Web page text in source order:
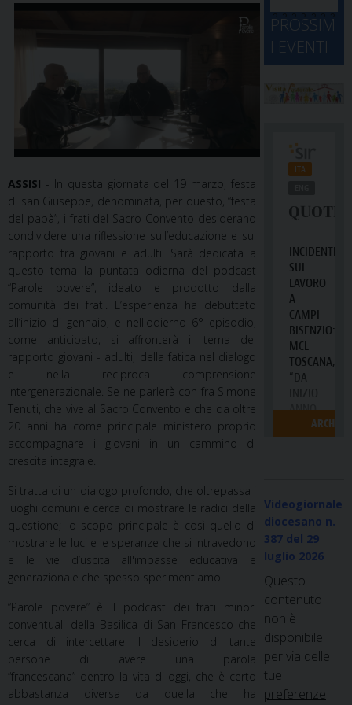
ASSISI - In questa giornata del 19 marzo, festa
di san Giuseppe, denominata, per questo, “festa
del papà”, i frati del Sacro Convento desiderano
condividere una riflessione sull’educazione e sul
rapporto tra giovani e adulti. Sarà dedicata a
questo tema la puntata odierna del podcast
“Parole povere”, ideato e prodotto dalla
comunità dei frati. L’esperienza ha debuttato
all’inizio di gennaio, e nell'odierno 6° episodio,
come anticipato, si affronterà il tema del
rapporto giovani - adulti, della fatica nel dialogo
e nella reciproca comprensione
intergenerazionale. Se ne parlerà con fra Simone
Tenuti, che vive al Sacro Convento e che da oltre
20 anni ha come principale ministero proprio
accompagnare i giovani in un cammino di
crescita integrale.
Si tratta di un dialogo profondo, che oltrepassa i
luoghi comuni e cerca di mostrare le radici della
questione; lo scopo principale è così quello di
mostrare le luci e le speranze che si intravedono
e le vie d’uscita all'impasse educativa e
generazionale che spesso sperimentiamo.
“Parole povere” è il podcast dei frati minori
conventuali della Basilica di San Francesco che
cerca di intercettare il desiderio di tante
persone di avere una parola
“francescana” dentro la vita di oggi, che è certo
abbastanza diversa da quella che ha
2
4
2
5
2
6
2
7
2
8
2
9
3
0
3
1 1 2 3 4 5 6
PROSSIM
I EVENTI
Videogiornale
diocesano n.
387 del 29
luglio 2026
Questo
contenuto
non è
disponibile
per via delle
tue
preferenze